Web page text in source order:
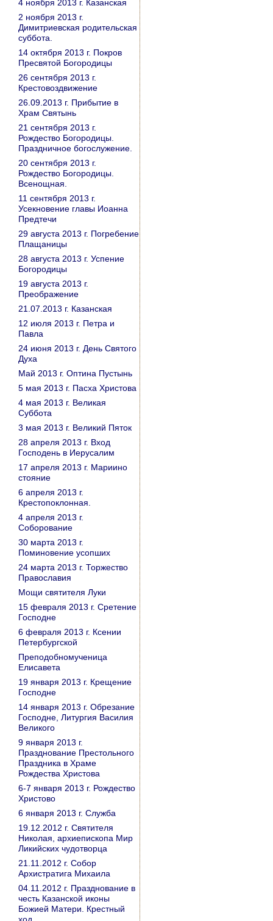
4 ноября 2013 г. Казанская
2 ноября 2013 г.
Димитриевская родительская
суббота.
14 октября 2013 г. Покров
Пресвятой Богородицы
26 сентября 2013 г.
Крестовоздвижение
26.09.2013 г. Прибытие в
Храм Святынь
21 сентября 2013 г.
Рождество Богородицы.
Праздничное богослужение.
20 сентября 2013 г.
Рождество Богородицы.
Всенощная.
11 сентября 2013 г.
Усекновение главы Иоанна
Предтечи
29 августа 2013 г. Погребение
Плащаницы
28 августа 2013 г. Успение
Богородицы
19 августа 2013 г.
Преображение
21.07.2013 г. Казанская
12 июля 2013 г. Петра и
Павла
24 июня 2013 г. День Святого
Духа
Май 2013 г. Оптина Пустынь
5 мая 2013 г. Пасха Христова
4 мая 2013 г. Великая
Суббота
3 мая 2013 г. Великий Пяток
28 апреля 2013 г. Вход
Господень в Иерусалим
17 апреля 2013 г. Мариино
стояние
6 апреля 2013 г.
Крестопоклонная.
4 апреля 2013 г.
Соборование
30 марта 2013 г.
Поминовение усопших
24 марта 2013 г. Торжество
Православия
Мощи святителя Луки
15 февраля 2013 г. Сретение
Господне
6 февраля 2013 г. Ксении
Петербургской
Преподобномученица
Елисавета
19 января 2013 г. Крещение
Господне
14 января 2013 г. Обрезание
Господне, Литургия Василия
Великого
9 января 2013 г.
Празднование Престольного
Праздника в Храме
Рождества Христова
6-7 января 2013 г. Рождество
Христово
6 января 2013 г. Служба
19.12.2012 г. Святителя
Николая, архиепископа Мир
Ликийских чудотворца
21.11.2012 г. Собор
Архистратига Михаила
04.11.2012 г. Празднование в
честь Казанской иконы
Божией Матери. Крестный